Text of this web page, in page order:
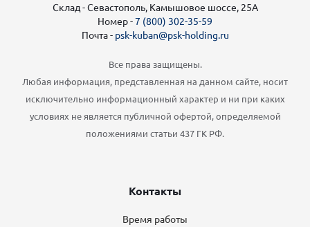
Склад - Севастополь, Камышовое шоссе, 25А
Номер -7 (800) 302-35-59
Почта - psk-kuban@psk-holding.ru
Все права защищены.
Любая информация, представленная на данном сайте, носит
исключительно информационный характер и ни при каких
условиях не является публичной офертой, определяемой
положениями статьи 437 ГК РФ.
Контакты
Время работы